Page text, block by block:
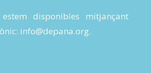
disponibles mitjançant
info@depana.org.